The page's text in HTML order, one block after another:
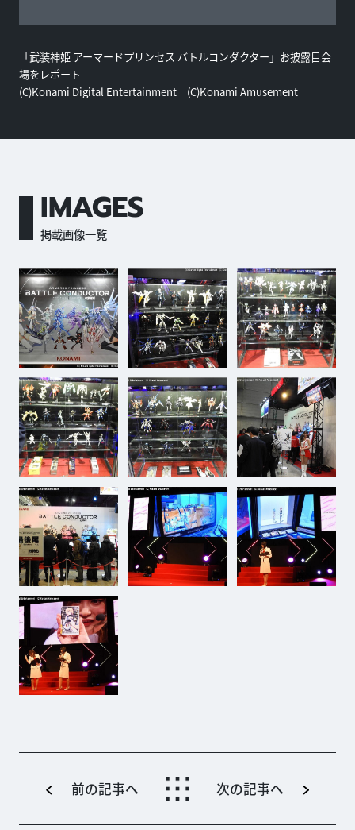
「武装神姫 アーマードプリンセス バトルコンダクター」お披露目会
場をレポート
(C)Konami Digital Entertainment (C)Konami Amusement
IMAGES
掲載画像一覧
前の記事へ 次の記事へ